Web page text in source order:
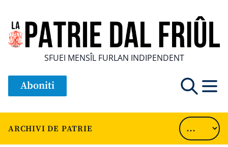
SFUEI MENSÎL FURLAN INDIPENDENT
Aboniti
ARCHIVI DE PATRIE